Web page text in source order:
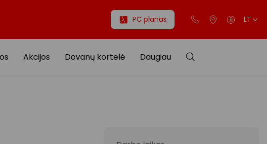
PC planas LT
Akcijos Dovanų kortelė Daugiau